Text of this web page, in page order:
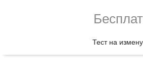
Тест на измену